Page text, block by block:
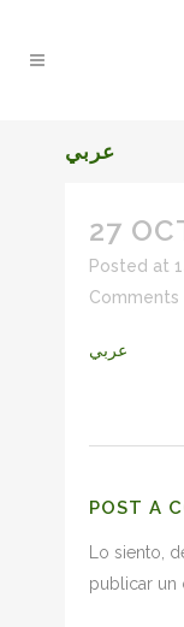
عربي
27
Posted at
Comments
عربي
POST A
Lo siento,
publicar un